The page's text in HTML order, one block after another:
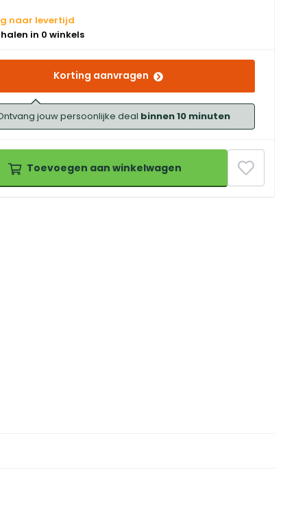
naar levertijd
in 0 winkels
Korting aanvragen
jouw persoonlijke deal binnen 10 minuten
Toevoegen aan winkelwagen